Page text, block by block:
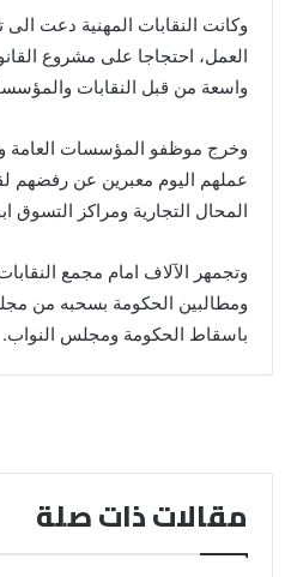
وكانت النقابات المهنية دعت
العمل، احتجاجا على مشروع
واسعة من قبل النقابات
وخرج موظفو المؤسسات العامة
عملهم اليوم معبرين عن رفضهم
المحال التجارية ومراكز التسوق
وتجمهر الآلاف امام مجمع
ومطالبين الحكومة بسحبه من
باسقاط الحكومة ومجلس النواب.
مقالات ذات صلة